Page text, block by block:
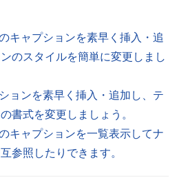
キャプションを素早く挿入・追
のスタイルを簡単に変更しまし
ョンを素早く挿入・追加し、テ
書式を変更しましょう。
キャプションを一覧表示してナ
参照したりできます。